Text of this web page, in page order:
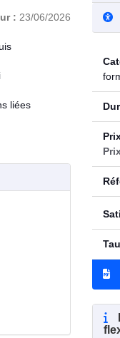
: 23/06/2026
liées